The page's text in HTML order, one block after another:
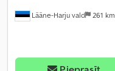
Lääne-Harju vald 261 km